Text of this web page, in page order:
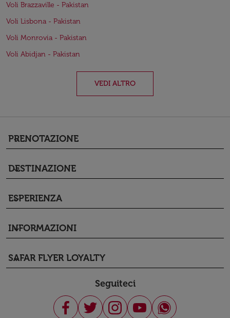
Voli Brazzaville - Pakistan
Voli Lisbona - Pakistan
Voli Monrovia - Pakistan
Voli Abidjan - Pakistan
VEDI ALTRO
PRENOTAZIONE
keyboard_arrow_down
DESTINAZIONE
keyboard_arrow_down
ESPERIENZA
keyboard_arrow_down
INFORMAZIONI
keyboard_arrow_down
SAFAR FLYER LOYALTY
keyboard_arrow_down
Seguiteci